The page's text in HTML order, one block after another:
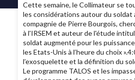
Cette semaine, le Collimateur se
les considérations autour du soldat
compagnie de Pierre Bourgois,
à l'IRSEM et auteur de l'étude
soldat augmenté pour les
les Etats-Unis à l’heure du choix
l’exosquelette et la définition du
Le programme TALOS et les